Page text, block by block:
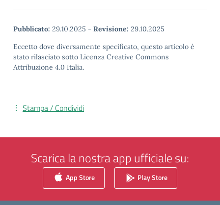
Pubblicato: 29.10.2025 - Revisione: 29.10.2025
Eccetto dove diversamente specificato, questo articolo è
stato rilasciato sotto Licenza Creative Commons
Attribuzione 4.0 Italia.
Stampa / Condividi
Scarica la nostra app ufficiale su:
App Store Play Store